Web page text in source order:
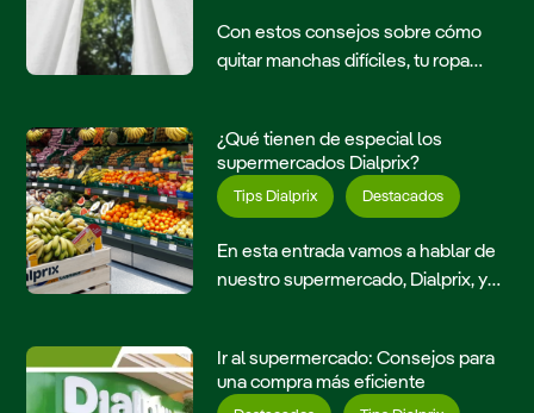
Con estos consejos sobre cómo
quitar manchas difíciles, tu ropa
¿Qué tienen de especial los
supermercados Dialprix?
Tips Dialprix Destacados
En esta entrada vamos a hablar de
nuestro supermercado, Dialprix, y
debe la enorme popularidad de la
que disfrutamos. Todo ello lo
Ir al supermercado: Consejos para
una compra más eficiente